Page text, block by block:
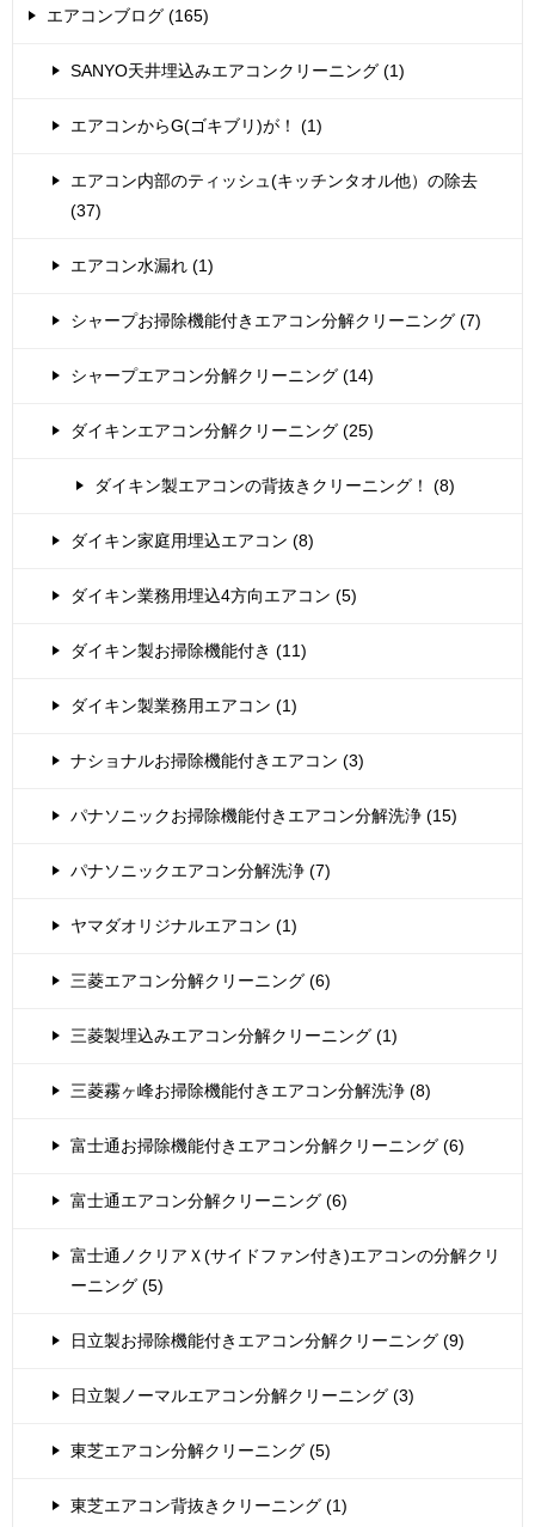
エアコンブログ (165)
SANYO天井埋込みエアコンクリーニング (1)
エアコンからG(ゴキブリ)が！ (1)
エアコン内部のティッシュ(キッチンタオル他）の除去
(37)
エアコン水漏れ (1)
シャープお掃除機能付きエアコン分解クリーニング (7)
シャープエアコン分解クリーニング (14)
ダイキンエアコン分解クリーニング (25)
ダイキン製エアコンの背抜きクリーニング！ (8)
ダイキン家庭用埋込エアコン (8)
ダイキン業務用埋込4方向エアコン (5)
ダイキン製お掃除機能付き (11)
ダイキン製業務用エアコン (1)
ナショナルお掃除機能付きエアコン (3)
パナソニックお掃除機能付きエアコン分解洗浄 (15)
パナソニックエアコン分解洗浄 (7)
ヤマダオリジナルエアコン (1)
三菱エアコン分解クリーニング (6)
三菱製埋込みエアコン分解クリーニング (1)
三菱霧ヶ峰お掃除機能付きエアコン分解洗浄 (8)
富士通お掃除機能付きエアコン分解クリーニング (6)
富士通エアコン分解クリーニング (6)
富士通ノクリアＸ(サイドファン付き)エアコンの分解クリ
ーニング (5)
日立製お掃除機能付きエアコン分解クリーニング (9)
日立製ノーマルエアコン分解クリーニング (3)
東芝エアコン分解クリーニング (5)
東芝エアコン背抜きクリーニング (1)